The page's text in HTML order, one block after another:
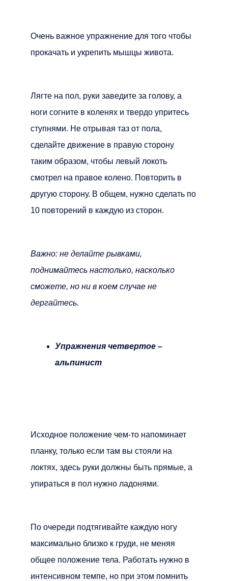
Очень важное упражнение для того чтобы
прокачать и укрепить мышцы живота.
Лягте на пол, руки заведите за голову, а
ноги согните в коленях и твердо упритесь
ступнями. Не отрывая таз от пола,
сделайте движение в правую сторону
таким образом, чтобы левый локоть
смотрел на правое колено. Повторить в
другую сторону. В общем, нужно сделать по
10 повторений в каждую из сторон.
Важно: не делайте рывками,
поднимайтесь настолько, насколько
сможете, но ни в коем случае не
дергайтесь.
Упражнения четвертое –
альпинист
Исходное положение чем-то напоминает
планку, только если там вы стояли на
локтях, здесь руки должны быть прямые, а
упираться в пол нужно ладонями.
По очереди подтягивайте каждую ногу
максимально близко к груди, не меняя
общее положение тела. Работать нужно в
интенсивном темпе, но при этом помнить